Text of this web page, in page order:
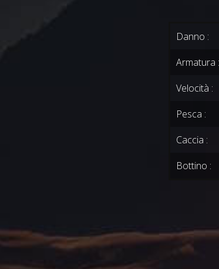
Danno :
Armatura :
Velocità :
Pesca :
Caccia :
Bottino :